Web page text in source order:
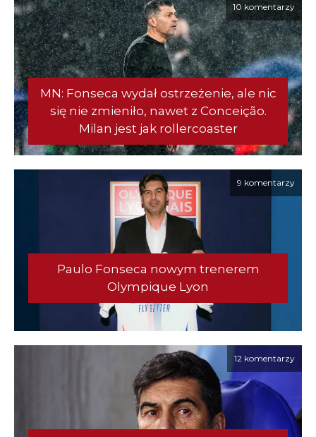
10 komentarzy
MN: Fonseca wydał ostrzeżenie, ale nic
się nie zmieniło, nawet z Conceição.
Milan jest jak rollercoaster
9 komentarzy
Paulo Fonseca nowym trenerem
Olympique Lyon
12 komentarzy